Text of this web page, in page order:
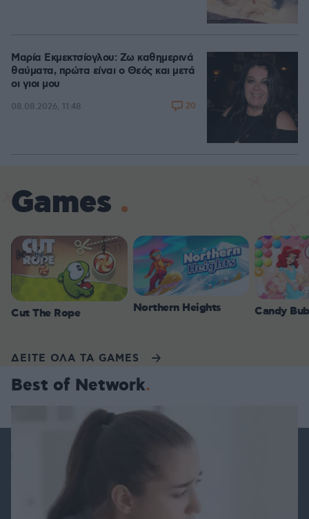
Μαρία Εκμεκτσίογλου: Ζω καθημερινά
θαύματα, πρώτα είναι ο Θεός και μετά
οι γιοι μου
08.08.2026, 11:48 20
Games
Cut The Rope Northern Heights Candy
ΔΕΙΤΕ ΟΛΑ ΤΑ GAMES
Best of Network